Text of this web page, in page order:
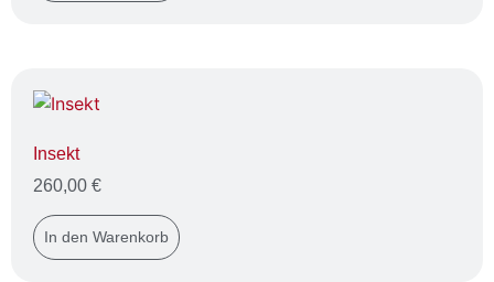
Insekt
260,00 €
In den Warenkorb